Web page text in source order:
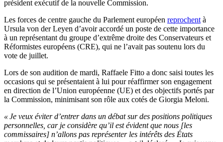
président exécutif de la nouvelle Commission.
Les forces de centre gauche du Parlement européen reprochent à
Ursula von der Leyen d’avoir accordé un poste de cette importance
à un représentant du groupe d’extrême droite des Conservateurs et
Réformistes européens (CRE), qui ne l’avait pas soutenu lors du
vote de juillet.
Lors de son audition de mardi, Raffaele Fitto a donc saisi toutes les
occasions qui se présentaient à lui pour réaffirmer son engagement
en direction de l’Union européenne (UE) et des objectifs portés par
la Commission, minimisant son rôle aux cotés de Giorgia Meloni.
« Je veux éviter d’entrer dans un débat sur des positions politiques
personnelles, car je considère qu’il est évident que nous [les
commissaires] n’allons pas représenter les intérêts des États